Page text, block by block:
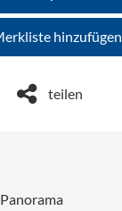
hinzufügen
teilen
Panorama